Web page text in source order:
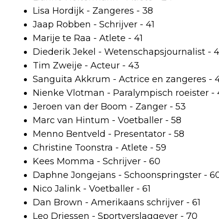
Lisa Hordijk - Zangeres - 38
Jaap Robben - Schrijver - 41
Marije te Raa - Atlete - 41
Diederik Jekel - Wetenschapsjournalist -
Tim Zweije - Acteur - 43
Sanguita Akkrum - Actrice en zangeres -
Nienke Vlotman - Paralympisch roeister -
Jeroen van der Boom - Zanger - 53
Marc van Hintum - Voetballer - 58
Menno Bentveld - Presentator - 58
Christine Toonstra - Atlete - 59
Kees Momma - Schrijver - 60
Daphne Jongejans - Schoonspringster -
Nico Jalink - Voetballer - 61
Dan Brown - Amerikaans schrijver - 61
Leo Driessen - Sportverslaggever - 70